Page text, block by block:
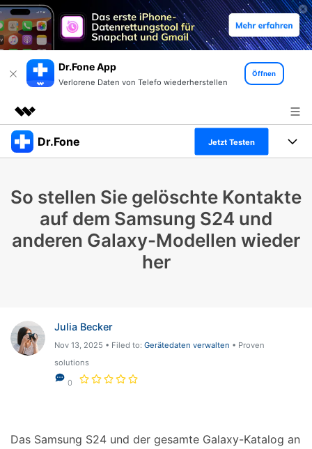
Dr.Fone App
Verlorene Daten von Telefo wiederherstellen
Öffnen
Top-Produkte
Dienstprogramme
Überblick
Lösungen
Presseraum
Dr.Fone Jetzt Testen
Alles-in-einem-Toolkit
Weitere Tools und Apps
Lösungen
Entdecken Sie weitere Dr.Fone-Lösungen
Lernen und Unterstützung
DOWNLOAD
Suchen
So stellen Sie gelöschte Kontakte
auf dem Samsung S24 und
anderen Galaxy-Modellen wieder
her
Julia Becker
Nov 13, 2025 • Filed to: Gerätedaten verwalten • Proven
solutions
0
Das Samsung S24 und der gesamte Galaxy-Katalog an